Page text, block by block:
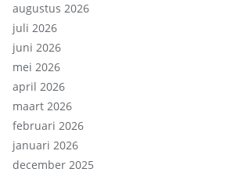
augustus 2026
juli 2026
juni 2026
mei 2026
april 2026
maart 2026
februari 2026
januari 2026
december 2025